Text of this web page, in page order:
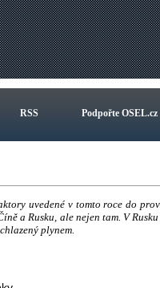
RSS Podpořte OSEL.cz
uvedené v tomto roce do
a Rusku, ale nejen tam. V
plynem.